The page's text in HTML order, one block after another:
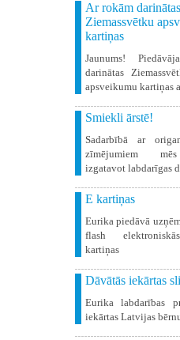
Ar rokām darinātas
Ziemassvētku
kartiņas
Jaunums!
darinātas
apsveikumu kartiņas
Smiekli ārstē!
Sadarbībā ar
zīmējumiem
izgatavot labdarīgas
E kartiņas
Eurika piedāvā
flash
kartiņas
Dāvātās iekārtas
Eurika labdarības
iekārtas Latvijas